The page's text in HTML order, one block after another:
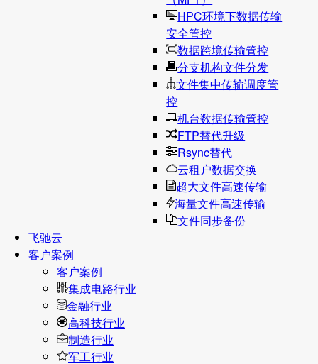
HPC环境下数据传输
安全管控
数据跨境传输管控
分支机构文件分发
文件集中传输调度管
控
机台数据传输管控
FTP替代升级
Rsync替代
云租户数据交换
超大文件高速传输
海量文件高速传输
文件同步备份
飞驰云
客户案例
客户案例
集成电路行业
金融行业
高科技行业
制造行业
军工行业